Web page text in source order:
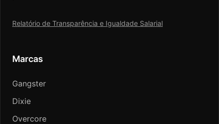
Relatório de Transparência e Igualdade Salarial
Marcas
Gangster
Dixie
Overcore